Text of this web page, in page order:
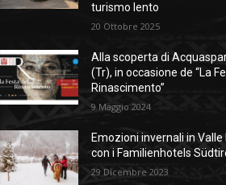
turismo lento
20 Ottobre 2025
Alla scoperta di
(Tr), in occasione de “La
Rinascimento”
9 Maggio 2024
Emozioni invernali in Valle
con i Familienhotels
29 Dicembre 2023